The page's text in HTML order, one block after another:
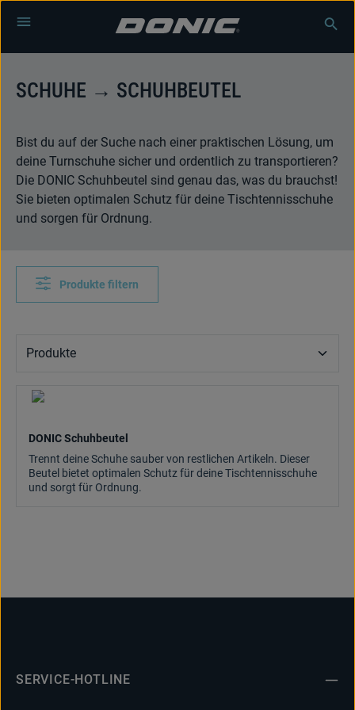
Zum Hauptinhalt springen
SCHUHE → SCHUHBEUTEL
Bist du auf der Suche nach einer praktischen Lösung, um
deine Turnschuhe sicher und ordentlich zu transportieren?
Die DONIC Schuhbeutel sind genau das, was du brauchst!
Sie bieten optimalen Schutz für deine Tischtennisschuhe
und sorgen für Ordnung.
Produkte filtern
DONIC Schuhbeutel
Trennt deine Schuhe sauber von restlichen Artikeln. Dieser
Beutel bietet optimalen Schutz für deine Tischtennisschuhe
und sorgt für Ordnung.
SERVICE-HOTLINE